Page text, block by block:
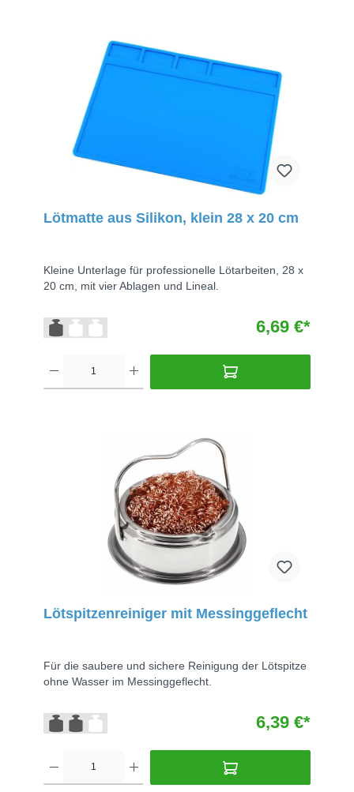
Lötmatte aus Silikon, klein 28 x 20 cm
Kleine Unterlage für professionelle Lötarbeiten, 28 x
20 cm, mit vier Ablagen und Lineal.
6,69 €*
Lötspitzenreiniger mit Messinggeflecht
Für die saubere und sichere Reinigung der Lötspitze
ohne Wasser im Messinggeflecht.
6,39 €*